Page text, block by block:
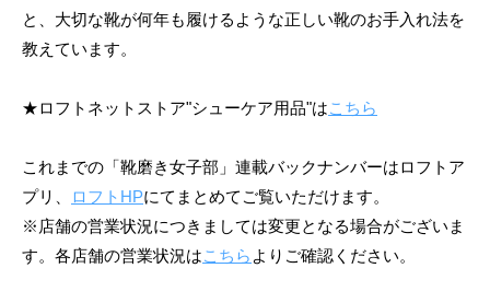
と、大切な靴が何年も履けるような正しい靴のお手入れ法を
教えています。
★ロフトネットストア"シューケア用品"はこちら
これまでの「靴磨き女子部」連載バックナンバーはロフトア
プリ、
ロフトHPにてまとめてご覧いただけます。
※店舗の営業状況につきましては変更となる場合がございま
す。各店舗の営業状況はこちら よりご確認ください。